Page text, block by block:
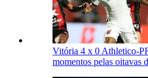
Vitória 4 x 0 Athletico-
momentos pelas oitavas